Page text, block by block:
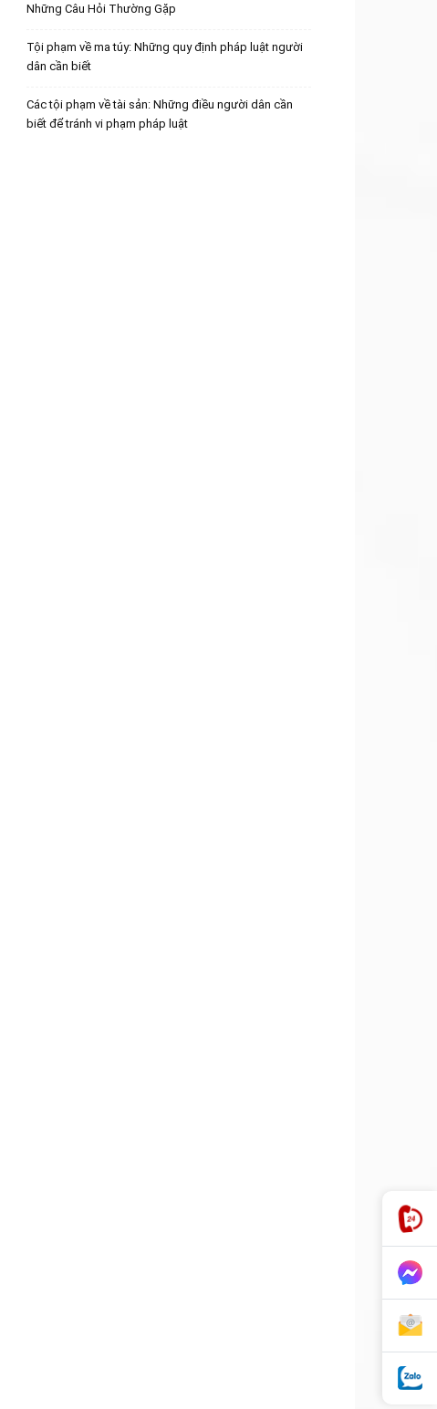
Những Câu Hỏi Thường Gặp
Tội phạm về ma túy: Những quy định pháp luật người
dân cần biết
Các tội phạm về tài sản: Những điều người dân cần
biết để tránh vi phạm pháp luật